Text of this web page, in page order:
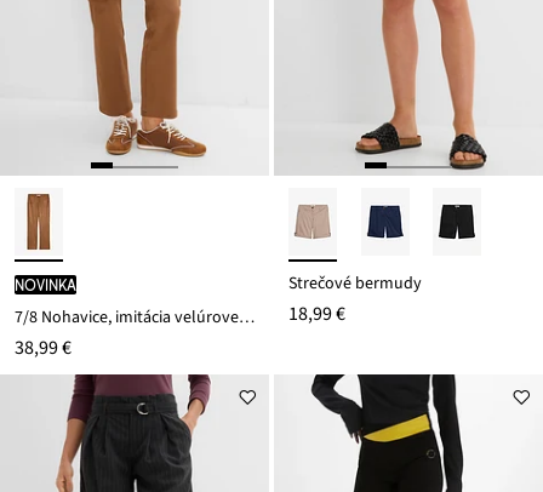
novinka
7/8 Nohavice, imitácia velúrovej kože
38,99 €
Strečové bermudy
18,99 €